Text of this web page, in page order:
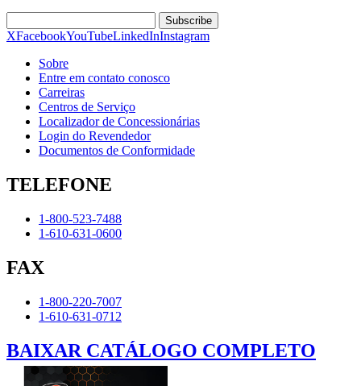
Subscribe
XFacebookYouTubeLinkedInInstagram
Sobre
Entre em contato conosco
Carreiras
Centros de Serviço
Localizador de Concessionárias
Login do Revendedor
Documentos de Conformidade
TELEFONE
1-800-523-7488
1-610-631-0600
FAX
1-800-220-7007
1-610-631-0712
BAIXAR CATÁLOGO COMPLETO